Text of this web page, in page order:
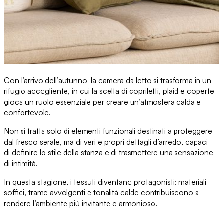
Con l’arrivo dell’autunno, la camera da letto si trasforma in un
rifugio accogliente, in cui la scelta di copriletti, plaid e coperte
gioca un ruolo essenziale per creare un’atmosfera calda e
confortevole.
Non si tratta solo di elementi funzionali destinati a proteggere
dal fresco serale, ma di veri e propri dettagli d’arredo, capaci
di definire lo stile della stanza e di trasmettere una sensazione
di intimità.
In questa stagione, i tessuti diventano protagonisti: materiali
soffici, trame avvolgenti e tonalità calde contribuiscono a
rendere l’ambiente più invitante e armonioso.